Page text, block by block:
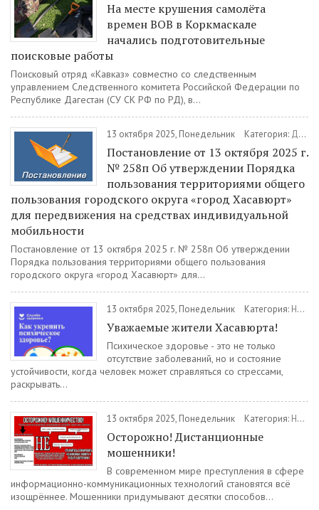
На месте крушения самолёта
времен ВОВ в Коркмаскале
начались подготовительные
поисковые работы
Поисковый отряд «Кавказ» совместно со следственным
управлением Следственного комитета Российской Федерации по
Республике Дагестан (СУ СК РФ по РД), в...
13 октября 2025, Понедельник Категория: Документы
Постановление от 13 октября 2025 г.
№ 258п Об утверждении Порядка
пользования территориями общего
пользования городского округа «город Хасавюрт»
для передвижения на средствах индивидуальной
мобильности
Постановление от 13 октября 2025 г. № 258п Об утверждении
Порядка пользования территориями общего пользования
городского округа «город Хасавюрт» для...
13 октября 2025, Понедельник Категория: Новости
Уважаемые жители Хасавюрта!
Психическое здоровье - это не только
отсутствие заболеваний, но и состояние
устойчивости, когда человек может справляться со стрессами,
раскрывать...
13 октября 2025, Понедельник Категория: Новости
Осторожно! Дистанционные
мошенники!
В современном мире преступления в сфере
информационно-коммуникационных технологий становятся всё
изощрённее. Мошенники придумывают десятки способов...